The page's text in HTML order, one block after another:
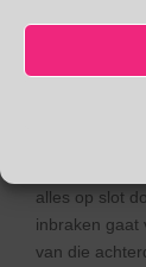
In 30
alles op slot
inbraken gaat
van die